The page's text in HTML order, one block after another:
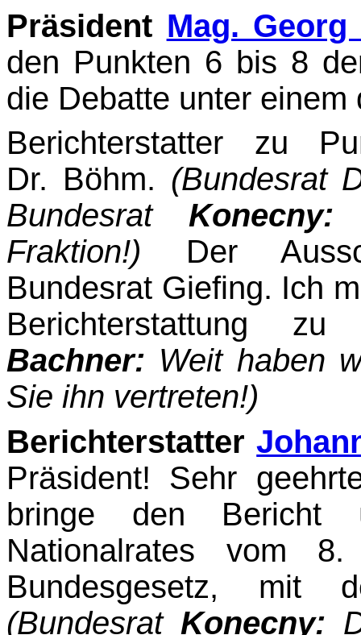
Präsident Mag. Georg
den Punkten 6 bis 8
die Debatte unter einem
Berichterstatter zu
Dr. Böhm. (Bundesrat
Bundesrat
Fraktion!) Der
Bundesrat Giefing. Ich
Bericht­erstattung
Bachner: Weit haben
Sie ihn vertreten!)
Berichterstatter
Präsident! Sehr
bringe den Bericht
Nationalrates vom
Bundesgesetz, mit
(Bundesrat Konecny: